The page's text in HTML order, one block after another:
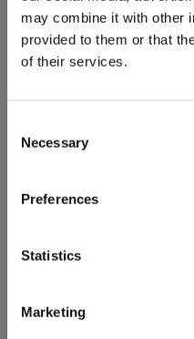
may combine it with other
provided to them or that
of their services.
Selection
Necessary
Preferences
Statistics
Marketing